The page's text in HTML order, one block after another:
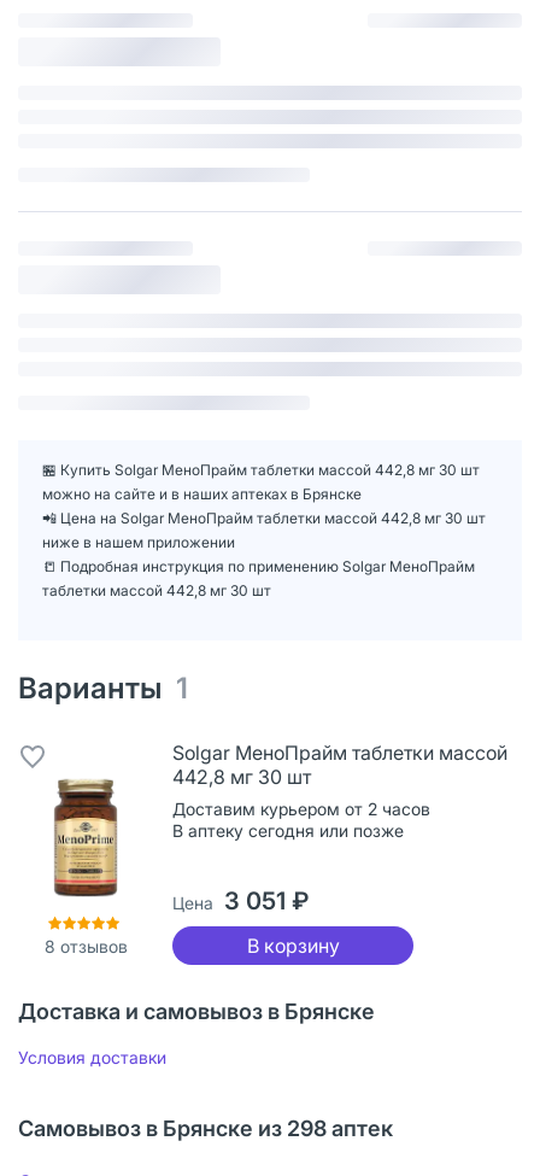
🏪 Купить Solgar МеноПрайм таблетки массой 442,8 мг 30 шт
можно на сайте и в наших аптеках в Брянске
📲 Цена на Solgar МеноПрайм таблетки массой 442,8 мг 30 шт
ниже в нашем приложении
📒 Подробная инструкция по применению Solgar МеноПрайм
таблетки массой 442,8 мг 30 шт
Варианты 1
8 отзывов
Solgar МеноПрайм таблетки массой
442,8 мг 30 шт
Доставим курьером от 2 часов
В аптеку сегодня или позже
Цена 3 051 ₽
В корзину
Доставка и самовывоз в Брянске
Условия доставки
Самовывоз в Брянске из 298 аптек